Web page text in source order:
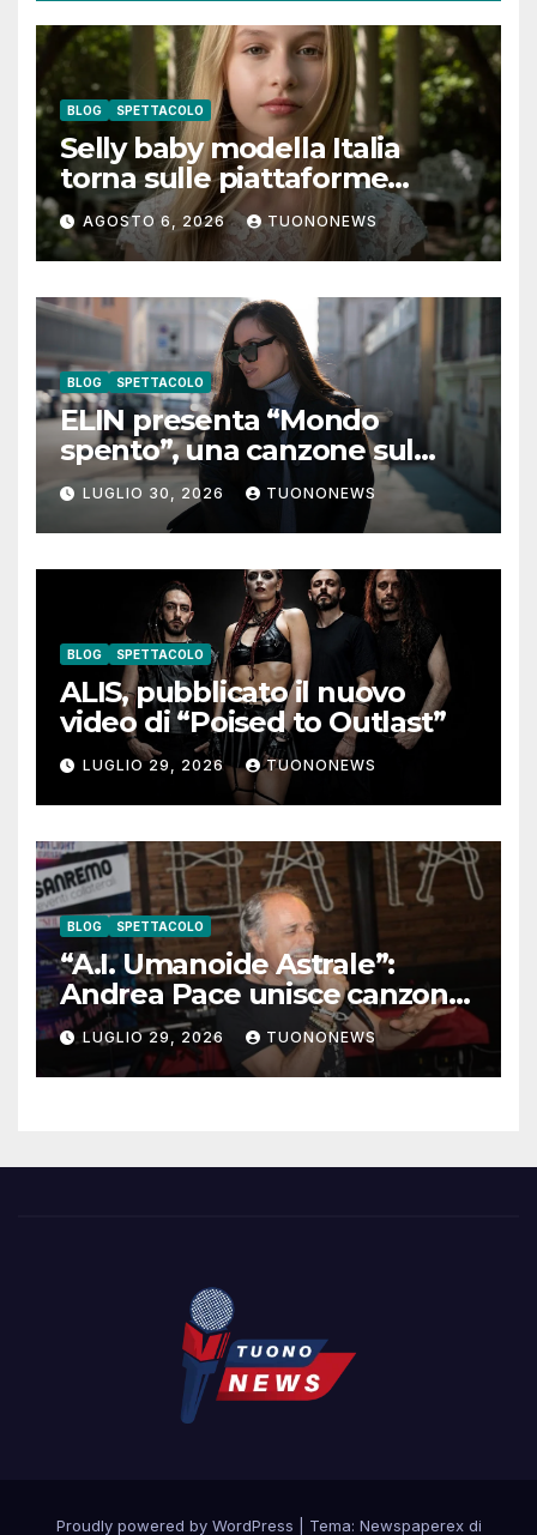
BLOG SPETTACOLO
Selly baby modella Italia
torna sulle piattaforme
digitali con “Luna lei mi
guarda”
AGOSTO 6, 2026 TUONONEWS
BLOG SPETTACOLO
ELIN presenta “Mondo
spento”, una canzone sul
coraggio di lasciare andare i
pensieri negativi
LUGLIO 30, 2026 TUONONEWS
BLOG SPETTACOLO
ALIS, pubblicato il nuovo
video di “Poised to Outlast”
LUGLIO 29, 2026 TUONONEWS
BLOG SPETTACOLO
“A.I. Umanoide Astrale”:
Andrea Pace unisce canzone
d’autore e ricerca
contemporanea
LUGLIO 29, 2026 TUONONEWS
Proudly powered by WordPress Tema: Newspaperex di